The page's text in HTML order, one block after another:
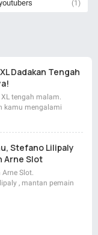
(1)
Dadakan Tengah
tengah malam.
kamu mengalami
Stefano Lilipaly
Arne Slot
Slot.
, mantan pemain